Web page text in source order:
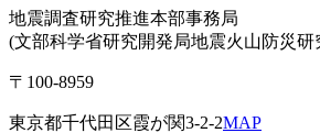
地震調査研究推進本部事務局
(文部科学省研究開発局地震火山防災研
〒100-8959
東京都千代田区霞が関3-2-2MAP